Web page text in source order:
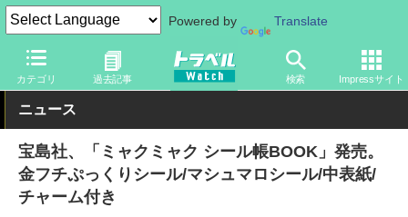
Powered by Translate
カテゴリ 過去記事 検索 Impressサイト
トラベル Watch イベント 国際博覧会 2025年大阪・関西万博
ニュース
宝島社、「ミャクミャク シール帳BOOK」発売。
金フチぷっくりシール/マシュマロシール/中表紙/
チャーム付き